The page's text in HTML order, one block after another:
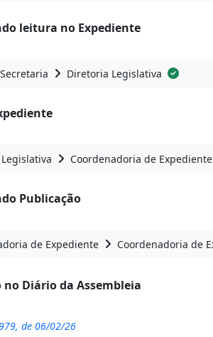
leitura no Expediente
Diretoria Legislativa
Coordenadoria de Expediente
Publicação
de Expediente
Coordenadoria de
no Diário da Assembleia
de 06/02/26